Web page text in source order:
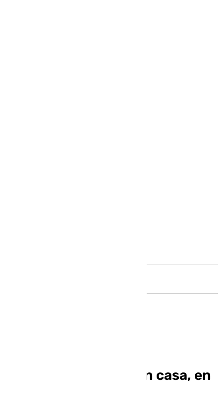
renovación: «Como en casa, en